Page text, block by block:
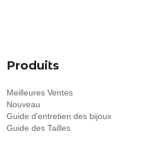
Produits
Meilleures Ventes
Nouveau
Guide d'entretien des bijoux
Guide des Tailles